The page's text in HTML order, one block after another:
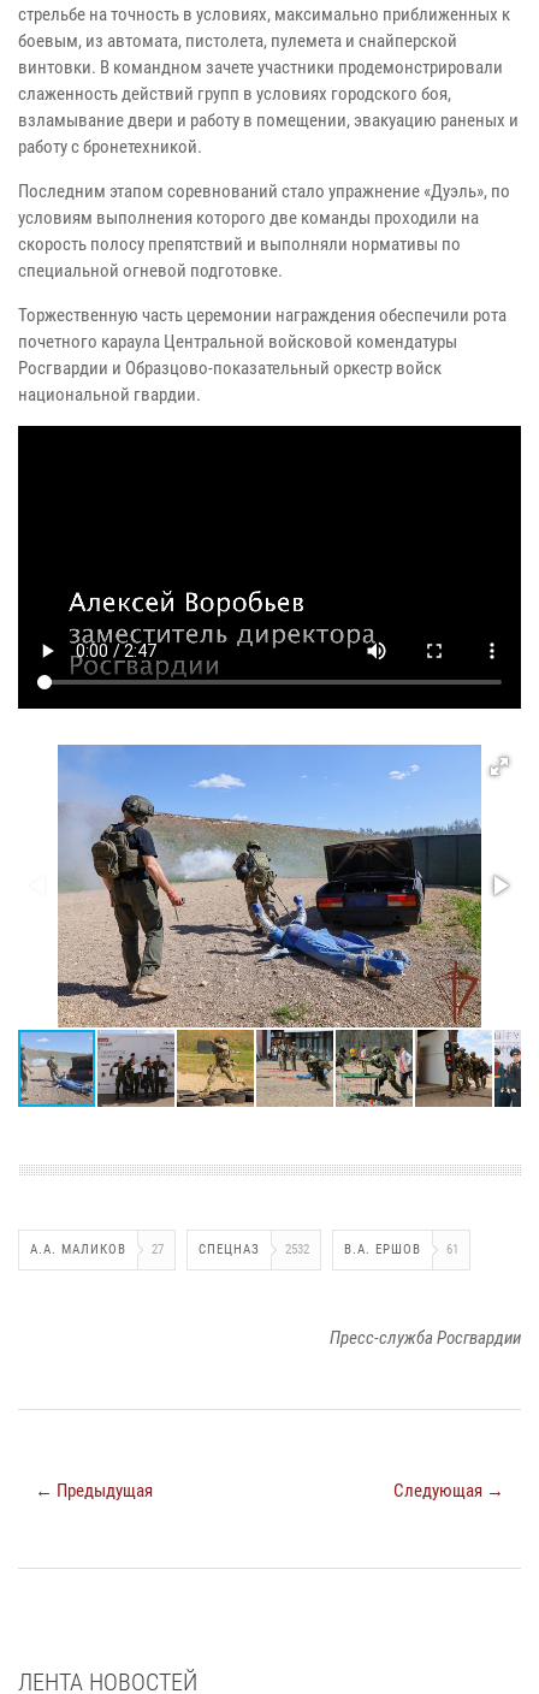
стрельбе на точность в условиях, максимально приближенных к
боевым, из автомата, пистолета, пулемета и снайперской
винтовки. В командном зачете участники продемонстрировали
слаженность действий групп в условиях городского боя,
взламывание двери и работу в помещении, эвакуацию раненых и
работу с бронетехникой.
Последним этапом соревнований стало упражнение «Дуэль», по
условиям выполнения которого две команды проходили на
скорость полосу препятствий и выполняли нормативы по
специальной огневой подготовке.
Торжественную часть церемонии награждения обеспечили рота
почетного караула Центральной войсковой комендатуры
Росгвардии и Образцово-показательный оркестр войск
национальной гвардии.
А.А. МАЛИКОВ 27 СПЕЦНАЗ 2532 В.А. ЕРШОВ 61
Пресс-служба Росгвардии
← Предыдущая Следующая →
ЛЕНТА НОВОСТЕЙ